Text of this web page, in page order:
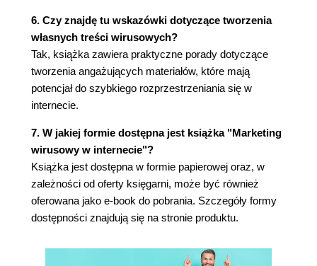
6. Czy znajdę tu wskazówki dotyczące tworzenia
własnych treści wirusowych?
Tak, książka zawiera praktyczne porady dotyczące
tworzenia angażujących materiałów, które mają
potencjał do szybkiego rozprzestrzeniania się w
internecie.
7. W jakiej formie dostępna jest książka "Marketing
wirusowy w internecie"?
Książka jest dostępna w formie papierowej oraz, w
zależności od oferty księgarni, może być również
oferowana jako e-book do pobrania. Szczegóły formy
dostępności znajdują się na stronie produktu.